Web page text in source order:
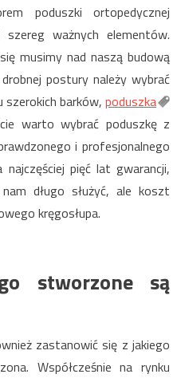
poduszki ortopedycznej
ważnych elementów.
musimy nad naszą budową
postury należy wybrać
szerokich barków,poduszka
warto wybrać poduszkę z
i profesjonalnego
pięć lat gwarancji,
długo służyć, ale koszt
kręgosłupa.
stworzone są
zastanowić się z jakiego
Współcześnie na rynku